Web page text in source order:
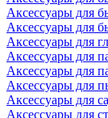
Аксессуары для
Аксессуары для
Аксессуары для
Аксессуары для
Аксессуары для
Аксессуары для
Аксессуары для
Аксессуары для